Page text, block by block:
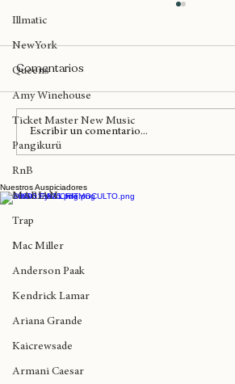
Nas
Illmatic
NewYork
Queens
Amy Winehouse
Ticket Master New Music
Pangikurü
RnB
MARIAN
Trap
Mac Miller
Anderson Paak
Kendrick Lamar
Ariana Grande
Kaicrewsade
Comentarios
Escribir un comentario...